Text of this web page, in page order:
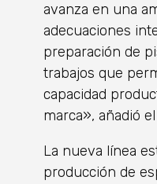
avanza en una
adecuaciones
preparación de
trabajos que
capacidad
marca», añadió
La nueva línea
producción de